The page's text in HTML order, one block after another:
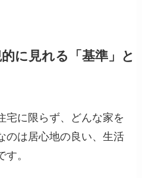
に見れる「基準」と
宅に限らず、どんな家を
のは居心地の良い、生活
。